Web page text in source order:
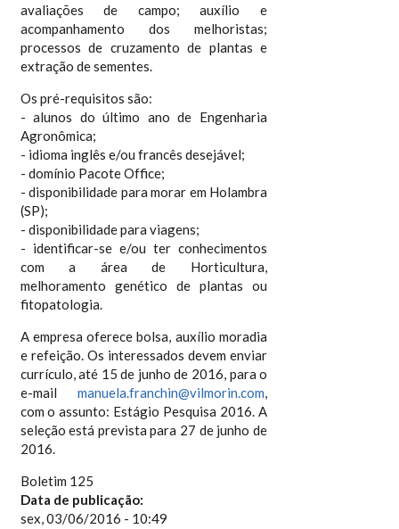
avaliações de campo; auxílio e
acompanhamento dos melhoristas;
processos de cruzamento de plantas e
extração de sementes.
Os pré-requisitos são:
- alunos do último ano de Engenharia
Agronômica;
- idioma inglês e/ou francês desejável;
- domínio Pacote Office;
- disponibilidade para morar em Holambra
(SP);
- disponibilidade para viagens;
- identificar-se e/ou ter conhecimentos
com a área de Horticultura,
melhoramento genético de plantas ou
fitopatologia.
A empresa oferece bolsa, auxílio moradia
e refeição. Os interessados devem enviar
currículo, até 15 de junho de 2016, para o
e-mailmanuela.franchin@vilmorin.com,
com o assunto: Estágio Pesquisa 2016. A
seleção está prevista para 27 de junho de
2016.
Boletim 125
Data de publicação:
sex, 03/06/2016 - 10:49